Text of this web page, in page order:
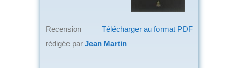
Télécharger au format PDF
Recension
rédigée par Jean Martin